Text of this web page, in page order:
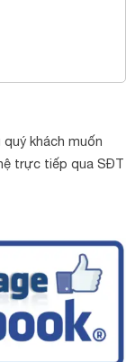
khách muốn
trực tiếp qua SĐT